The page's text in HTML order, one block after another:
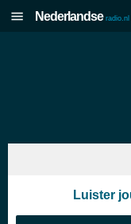
Nederlandse radio.nl
Luister